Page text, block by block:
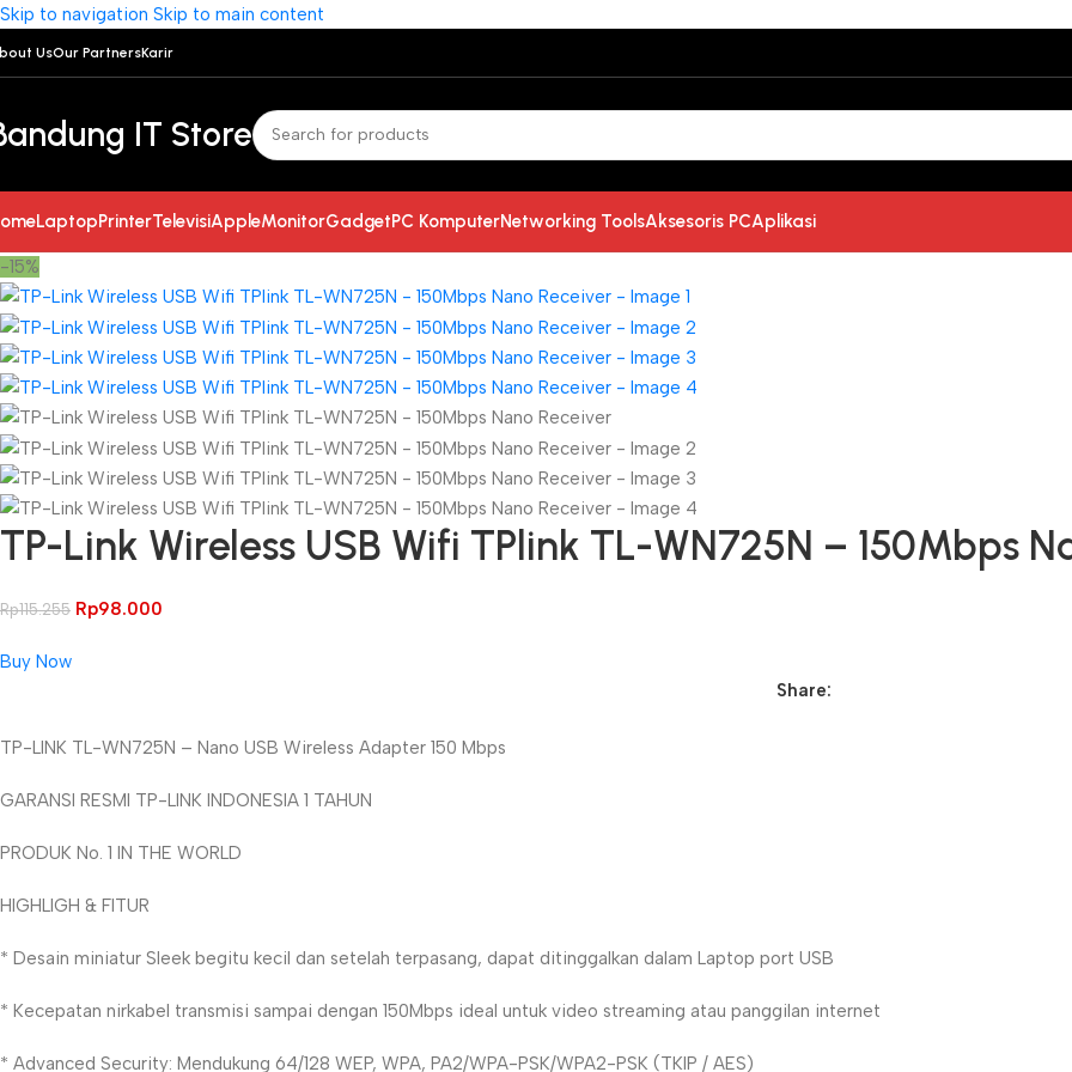
Skip to navigation Skip to main content
UsOur PartnersKarir
IT Store
LaptopPrinterTelevisiAppleMonitorGadgetPC KomputerNetworking ToolsAksesoris PCAplikasi
-15%
TP-Link Wireless USB Wifi TPlink TL-WN725N – 150Mbps
Rp115.255 Rp98.000
Buy Now
Share:
Unbeatable offers
TP-LINK TL-WN725N – Nano USB Wireless Adapter 150 Mbps
GARANSI RESMI TP-LINK INDONESIA 1 TAHUN
PRODUK No. 1 IN THE WORLD
HIGHLIGH & FITUR
* Desain miniatur Sleek begitu kecil dan setelah terpasang, dapat ditinggalkan dalam Laptop port USB
* Kecepatan nirkabel transmisi sampai dengan 150Mbps ideal untuk video streaming atau panggilan internet
* Advanced Security: Mendukung 64/128 WEP, WPA, PA2/WPA-PSK/WPA2-PSK (TKIP / AES)